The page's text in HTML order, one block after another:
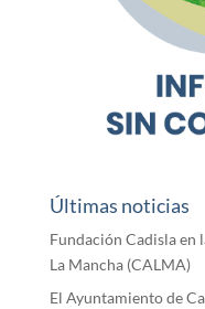
Últimas noticias
Fundación Cadisla en
La Mancha (CALMA)
El Ayuntamiento de